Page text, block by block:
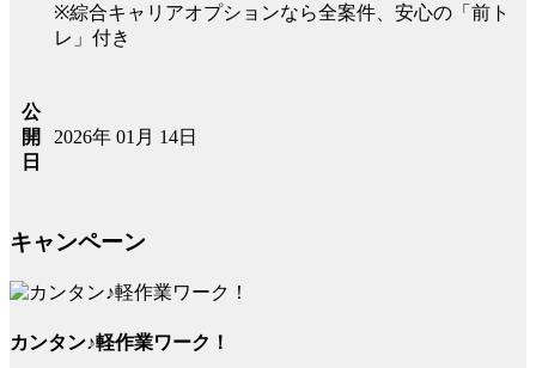
※綜合キャリアオプションなら全案件、安心の「前ト
レ」付き
公
開
日
2026年 01月 14日
キャンペーン
カンタン♪軽作業ワーク！